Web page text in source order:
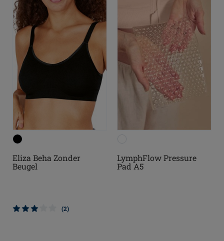
Eliza Beha Zonder
Beugel
(2)
LymphFlow Pressure
Pad A5